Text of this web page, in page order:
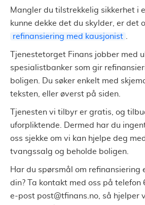
Mangler du tilstrekkelig sikkerhet i
kunne dekke det du skylder, er det
refinansiering med kausjonist .
Tjenestetorget Finans jobber med
spesialistbanker som gir
boligen. Du søker enkelt med
teksten, eller øverst på siden.
Tjenesten vi tilbyr er gratis, og
uforpliktende. Dermed har du
oss sjekke om vi kan hjelpe deg
tvangssalg og beholde boligen.
Har du spørsmål om refinansiering
din? Ta kontakt med oss på
e-post post@tfinans.no, så hjelper